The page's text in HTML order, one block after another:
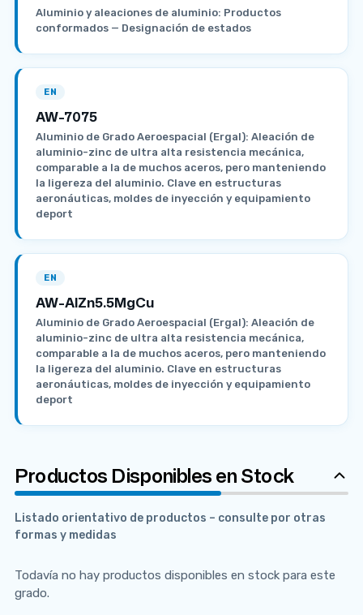
Aluminio y aleaciones de aluminio: Productos
conformados — Designación de estados
EN
AW-7075
Aluminio de Grado Aeroespacial (Ergal): Aleación de
aluminio-zinc de ultra alta resistencia mecánica,
comparable a la de muchos aceros, pero manteniendo
la ligereza del aluminio. Clave en estructuras
aeronáuticas, moldes de inyección y equipamiento
deport
EN
AW-AlZn5.5MgCu
Aluminio de Grado Aeroespacial (Ergal): Aleación de
aluminio-zinc de ultra alta resistencia mecánica,
comparable a la de muchos aceros, pero manteniendo
la ligereza del aluminio. Clave en estructuras
aeronáuticas, moldes de inyección y equipamiento
deport
Productos Disponibles en Stock
Listado orientativo de productos – consulte por otras
formas y medidas
Todavía no hay productos disponibles en stock para este
grado.